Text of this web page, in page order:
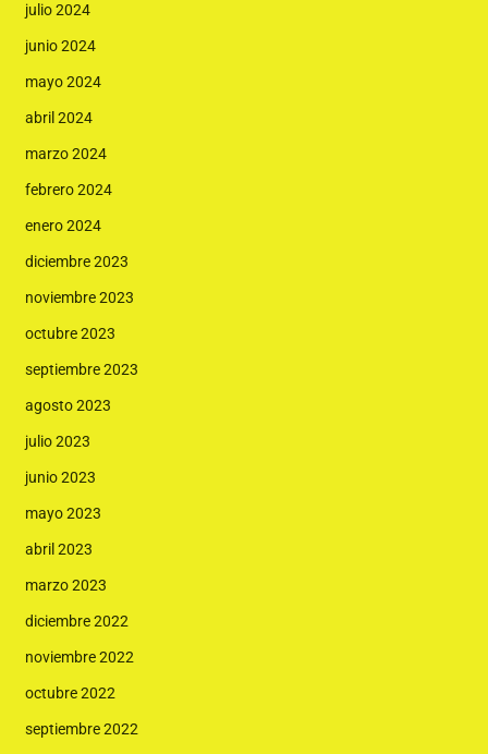
julio 2024
junio 2024
mayo 2024
abril 2024
marzo 2024
febrero 2024
enero 2024
diciembre 2023
noviembre 2023
octubre 2023
septiembre 2023
agosto 2023
julio 2023
junio 2023
mayo 2023
abril 2023
marzo 2023
diciembre 2022
noviembre 2022
octubre 2022
septiembre 2022